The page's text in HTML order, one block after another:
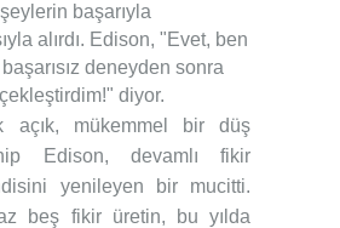
başarıyla
alırdı. Edison, "Evet, ben
deneyden sonra
diyor.
açık, mükemmel bir düş
Edison, devamlı fikir
yenileyen bir mucitti.
beş fikir üretin, bu yılda